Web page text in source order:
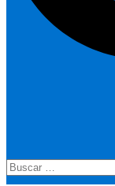
Buscar: